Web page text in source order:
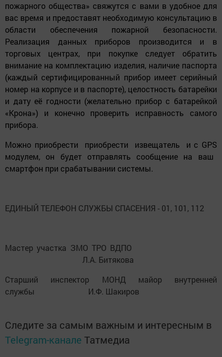
пожарного общества» свяжутся с вами в удобное для
вас время и предоставят необходимую консультацию в
области обеспечения пожарной безопасности.
Реализация данных приборов производится и в
торговых центрах, при покупке следует обратить
внимание на комплектацию изделия, наличие паспорта
(каждый сертифицированный прибор имеет серийный
номер на корпусе и в паспорте), целостность батарейки
и дату её годности (желательно прибор с батарейкой
«Крона») и конечно проверить исправность самого
прибора.
Можно приобрести приобрести извещатель и с GPS
модулем, он будет отправлять сообщение на ваш
смартфон при срабатывании системы.
ЕДИНЫЙ ТЕЛЕФОН СЛУЖБЫ СПАСЕНИЯ - 01, 101, 112
Мастер участка ЗМО ТРО ВДПО
Л.А. Битякова
Старший инспектор МОНД майор внутренней
службы И.Ф. Шакиров
Следите за самым важным и интересным в
Telegram-канале Татмедиа